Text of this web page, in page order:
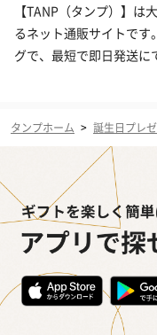
【TANP（タンプ）】は
るネット通販サイトで
グで、最短で即日発送に
タンプホーム > 誕生日プレ